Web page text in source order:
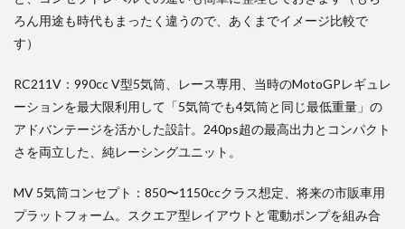
ろん用途も時代もまったく違うので、あくまでイメージ比較で
す）
RC211V：990cc V型5気筒、レース専用、当時のMotoGPレギュレ
ーションを最大限利用して「5気筒でも4気筒と同じ最低重量」の
アドバンテージを活かした設計。240ps超の最高出力とコンパクト
さを両立した、純レーシングユニット。
MV 5気筒コンセプト：850〜1150ccクラス想定、将来の市販車用
プラットフォーム。スクエア型レイアウトと電動ポンプを組み合